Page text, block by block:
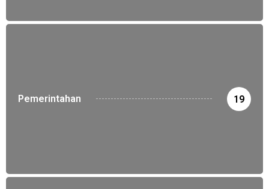
Pemerintahan 19